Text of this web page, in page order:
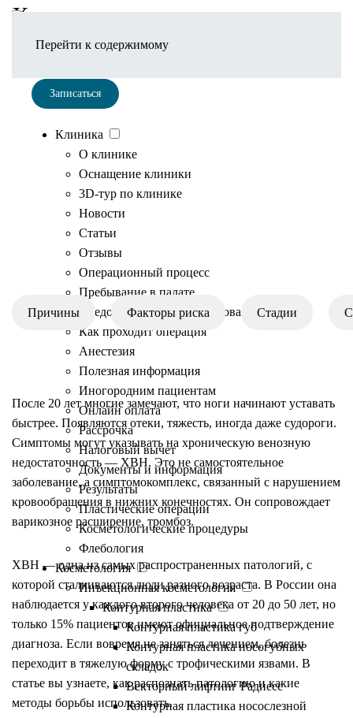
Перейти к содержимому
Записаться
Клиника
О клинике
Оснащение клиники
3D-тур по клинике
Новости
Статьи
Отзывы
Операционный процесс
Пребывание в палате
Предоперационное обследование
Как проходит операция
Анестезия
Полезная информация
Иногородним пациентам
Онлайн оплата
Рассрочка
Налоговый вычет
Документы и информация
Результаты
Пластические операции
Косметологические процедуры
Флебология
Косметология
Инъекционная косметология
Контурная пластика
Контурная пластика губ
Контурная пластика носогубных
складок
Векторный лифтинг Радиесс
Контурная пластика носослезной
Хроническая венозная
недостаточность
Содержание
Причины Факторы риска Стадии
После 20 лет многие замечают, что ноги начинают уставать
быстрее. Появляются отеки, тяжесть, иногда даже судороги.
Симптомы могут указывать на хроническую венозную
недостаточность — ХВН. Это не самостоятельное
заболевание, а симптомокомплекс, связанный с нарушением
кровообращения в нижних конечностях. Он сопровождает
варикозное расширение, тромбоз.
ХВН — одна из самых распространенных патологий, с
которой сталкиваются люди разного возраста. В России она
наблюдается у каждого второго человека от 20 до 50 лет, но
только 15% пациентов имеют официальное подтверждение
диагноза. Если вовремя не заняться лечением, болезнь
переходит в тяжелую форму с трофическими язвами. В
статье вы узнаете, как распознать патологию и какие
методы борьбы использовать.